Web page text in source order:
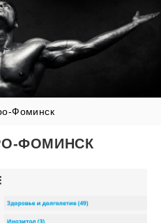
Фоминск
ФОМИНСК